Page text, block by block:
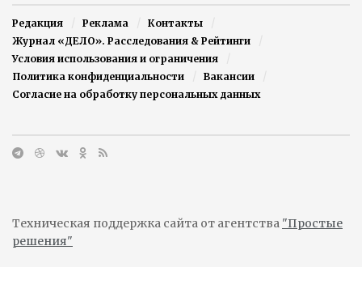
Редакция Реклама
Контакты
Журнал «ДЕЛО». Расследования & Рейтинги
Условия использования и ограничения
Политика конфиденциальности
Вакансии
Согласие на обработку персональных данных
Техническая поддержка сайта от агентства "Простые
решения"